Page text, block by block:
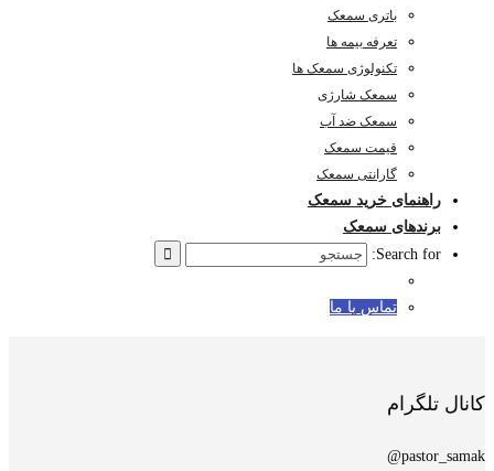
باتری سمعک
تعرفه بیمه ها
تکنولوژی سمعک ها
سمعک شارژی
سمعک ضد آب
قیمت سمعک
گارانتی سمعک
راهنمای خرید سمعک
برندهای سمعک
Search for:
تماس با ما
کانال تلگرام
pastor_samak@